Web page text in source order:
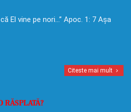
El vine pe nori…” Apoc. 1: 7 Așa
Citeste mai mult
RĂSPLATĂ?